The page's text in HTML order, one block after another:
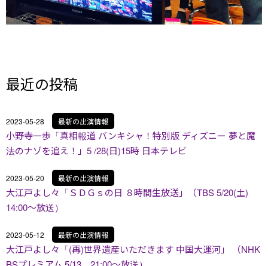
最近の投稿
2023-05-28 最新の出演情報
小野寺一歩「真相報道 バンキシャ！特別版 ディズニー 夢と魔
法のナゾを追え！」5 /28(日)15時 日本テレビ
2023-05-20 最新の出演情報
大江戸よし々「ＳＤＧｓの日 ８時間生放送」（TBS 5/20(土)
14:00～放送）
2023-05-12 最新の出演情報
大江戸よし々「(再)世界遺産いただきます 中国大運河」 （NHK